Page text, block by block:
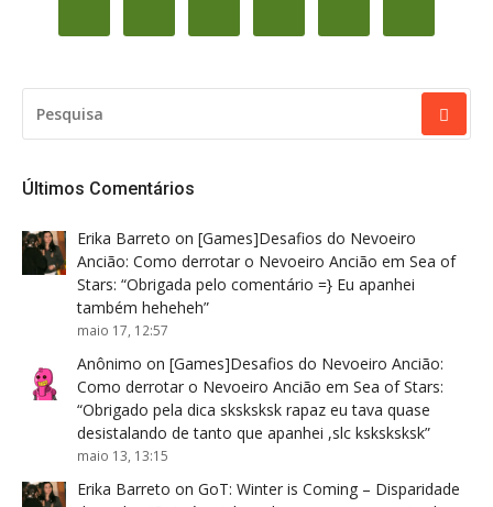
POR:
Últimos Comentários
Erika Barreto on [Games]Desafios do Nevoeiro
Ancião: Como derrotar o Nevoeiro Ancião em Sea of
Stars: “Obrigada pelo comentário =} Eu apanhei
também heheheh”
maio 17, 12:57
Anônimo on [Games]Desafios do Nevoeiro Ancião:
Como derrotar o Nevoeiro Ancião em Sea of Stars:
“Obrigado pela dica sksksksk rapaz eu tava quase
desistalando de tanto que apanhei ,slc ksksksksk”
maio 13, 13:15
Erika Barreto on GoT: Winter is Coming – Disparidade